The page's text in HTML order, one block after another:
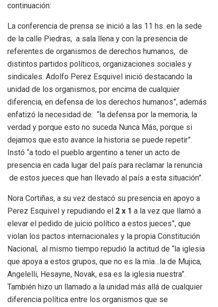
continuación:
La conferencia de prensa se inició a las 11 hs. en la sede
de la calle Piedras, a sala llena y con la presencia de
referentes de organismos de derechos humanos, de
distintos partidos políticos, organizaciones sociales y
sindicales. Adolfo Perez Esquivel inició destacando la
unidad de los organismos, por encima de cualquier
diferencia, en defensa de los derechos humanos”, además
enfatizó la necesidad de: “la defensa por la memoria, la
verdad y porque esto no suceda Nunca Más, porque si
dejamos que esto avance la historia se puede repetir”.
Instó “a todo el pueblo argentino a tener un acto de
presencia en cada lugar del país para reclamar la renuncia
de estos jueces que han llevado al país a esta situación”.
Nora Cortiñas, a su vez destacó su presencia en apoyo a
Perez Esquivel y repudiando el 2 x 1 a la vez que llamó a
elevar el pedido de juicio político a estos jueces”, que
violan los pactos internacionales y la propia Constitución
Nacional, al mismo tiempo repudió la actitud de “la iglesia
que apoya a estos grupos, que no es la mia…la de Mujica,
Angelelli, Hesayne, Novak, esa es la iglesia nuestra”.
También hizo un llamado a la unidad más allá de cualquier
diferencia política entre los organismos que se